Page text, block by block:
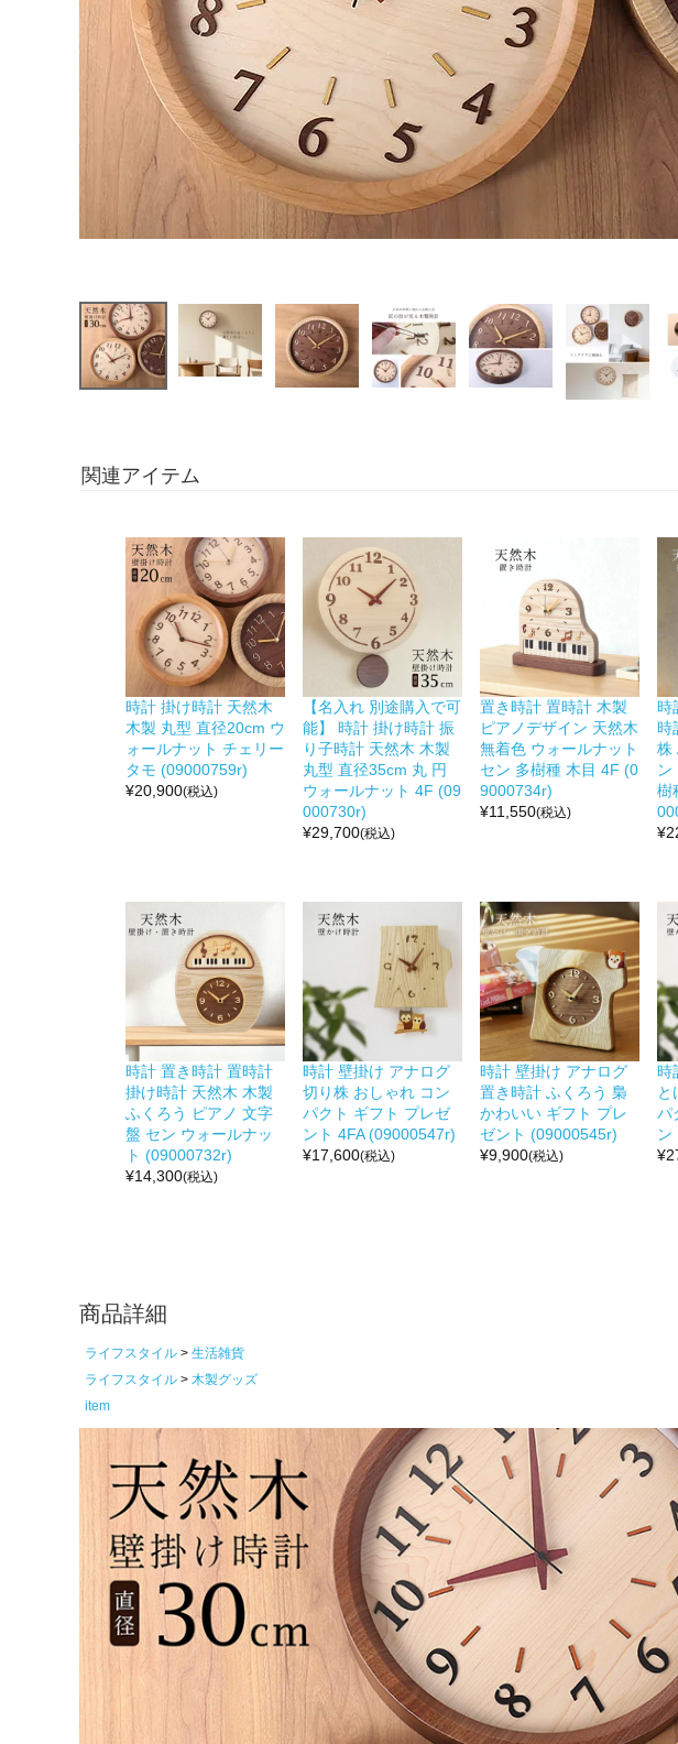
関連アイテム
時計 掛け時計 天然木
木製 丸型 直径20cm ウ
ォールナット チェリー
タモ (09000759r)
¥20,900(税込)
【名入れ 別途購入で可
能】 時計 掛け時計 振
り子時計 天然木 木製
丸型 直径35cm 丸 円
ウォールナット 4F (09
000730r)
¥29,700(税込)
置き時計 置時計 木製
ピアノデザイン 天然木
無着色 ウォールナット
セン 多樹種 木目 4F (0
9000734r)
¥11,550(税込)
時
時
株
ン
樹
¥
時計 置き時計 置時計
掛け時計 天然木 木製
ふくろう ピアノ 文字
盤 セン ウォールナッ
ト (09000732r)
¥14,300(税込)
時計 壁掛け アナログ
切り株 おしゃれ コン
パクト ギフト プレゼ
ント 4FA (09000547r)
¥17,600(税込)
時計 壁掛け アナログ
置き時計 ふくろう 梟
かわいい ギフト プレ
ゼント (09000545r)
¥9,900(税込)
時
と
パ
ン
¥
商品詳細
ライフスタイル
生活雑貨
ライフスタイル
木製グッズ
item